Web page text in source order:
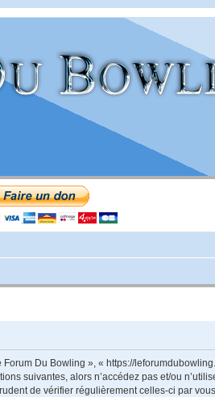
Du Bowling », « https://
suivantes, alors n’accédez pas et/ou
de vérifier régulièrement celles-ci par